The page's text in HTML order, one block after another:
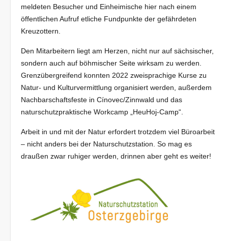
meldeten Besucher und Einheimische hier nach einem
öffentlichen Aufruf etliche Fundpunkte der gefährdeten
Kreuzottern.
Den Mitarbeitern liegt am Herzen, nicht nur auf sächsischer,
sondern auch auf böhmischer Seite wirksam zu werden.
Grenzübergreifend konnten 2022 zweisprachige Kurse zu
Natur- und Kulturvermittlung organisiert werden, außerdem
Nachbarschaftsfeste in Cínovec/Zinnwald und das
naturschutzpraktische Workcamp „HeuHoj-Camp“.
Arbeit in und mit der Natur erfordert trotzdem viel Büroarbeit
– nicht anders bei der Naturschutzstation. So mag es
draußen zwar ruhiger werden, drinnen aber geht es weiter!